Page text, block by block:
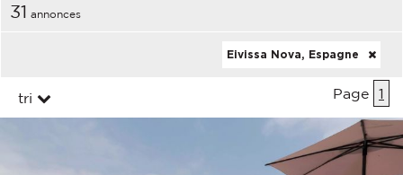
31 annonces
Eivissa Nova, Espagne
tri Page 1